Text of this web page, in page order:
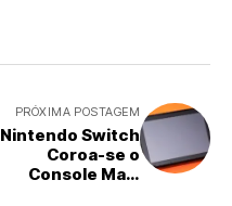
PRÓXIMA POSTAGEM
Nintendo Switch
Coroa-se o
Console Mais